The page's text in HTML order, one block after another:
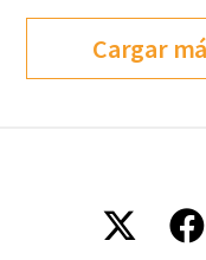
Cargar